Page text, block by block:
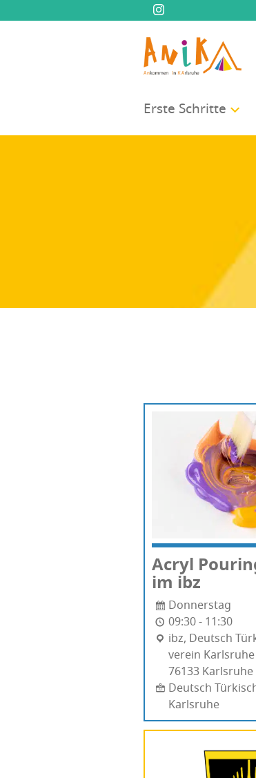
Ers­te Schritte
Acryl
im ibz
Donnerstag
09:30 - 11:30
ibz, Deutsch
ver­ein
76133 Karls­ru­he
Deutsch
Karlsruhe